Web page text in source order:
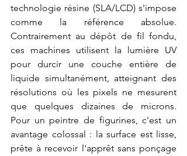
technologie résine (SLA/LCD) s'impose
comme la référence absolue.
Contrairement au dépôt de fil fondu,
ces machines utilisent la lumière UV
pour durcir une couche entière de
liquide simultanément, atteignant des
résolutions où les pixels ne mesurent
que quelques dizaines de microns.
Pour un peintre de figurines, c'est un
avantage colossal : la surface est lisse,
prête à recevoir l'apprêt sans ponçage